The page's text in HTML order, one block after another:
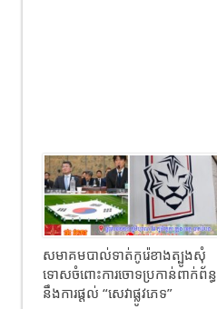
សមាគមបាល់ទាត់កូរ៉េខាងត្បូងសុំ
ទោសចំពោះការចោទប្រកាន់ពាក់ព័ន្ធ
នឹងការផ្តល់ “សេវាផ្លូវភេទ”